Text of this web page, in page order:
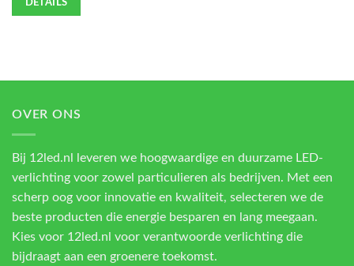
DETAILS
OVER ONS
Bij 12led.nl leveren we hoogwaardige en duurzame LED-
verlichting voor zowel particulieren als bedrijven. Met een
scherp oog voor innovatie en kwaliteit, selecteren we de
beste producten die energie besparen en lang meegaan.
Kies voor 12led.nl voor verantwoorde verlichting die
bijdraagt aan een groenere toekomst.